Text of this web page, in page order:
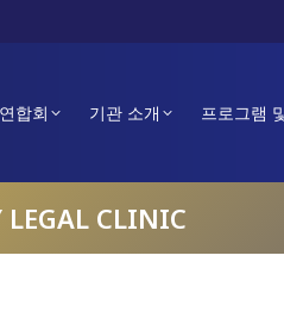
합회 기관 소개 프로그램
CLINIC